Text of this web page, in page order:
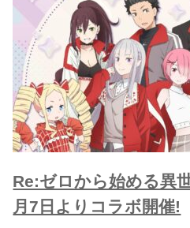
Re:ゼロから始める異
月7日よりコラボ開催!